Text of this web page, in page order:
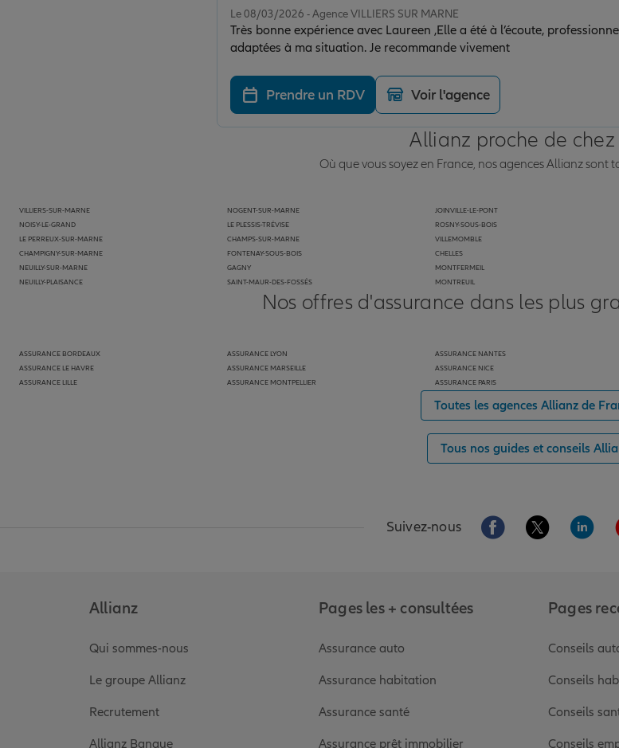
Le 08/03/2026 - Agence VILLIERS SUR MARNE
Très bonne expérience avec Laureen ,Elle a été à l’écoute,
adaptées à ma situation. Je recommande vivement
Prendre un RDV Voir l'agence
Allianz proche de chez
Où que vous soyez en France, nos agences Allianz sont
VILLIERS-SUR-MARNE
NOISY-LE-GRAND
LE PERREUX-SUR-MARNE
CHAMPIGNY-SUR-MARNE
NEUILLY-SUR-MARNE
NEUILLY-PLAISANCE
NOGENT-SUR-MARNE
LE PLESSIS-TRÉVISE
CHAMPS-SUR-MARNE
FONTENAY-SOUS-BOIS
GAGNY
SAINT-MAUR-DES-FOSSÉS
JOINVILLE-LE-PONT
ROSNY-SOUS-BOIS
VILLEMOMBLE
CHELLES
MONTFERMEIL
MONTREUIL
Nos offres d'assurance dans les plus
ASSURANCE BORDEAUX
ASSURANCE LE HAVRE
ASSURANCE LILLE
ASSURANCE LYON
ASSURANCE MARSEILLE
ASSURANCE MONTPELLIER
ASSURANCE NANTES
ASSURANCE NICE
ASSURANCE PARIS
Toutes les agences Allianz de
Tous nos guides et conseils
Suivez-nous Aller sur la page
Aller sur laAller
Allianz
Qui sommes-nous
Le groupe Allianz
Recrutement
Allianz Banque
Pages les + consultées
Assurance auto
Assurance habitation
Assurance santé
Assurance prêt immobilier
Pages
Conseils
Conseils
Conseils
Conseils